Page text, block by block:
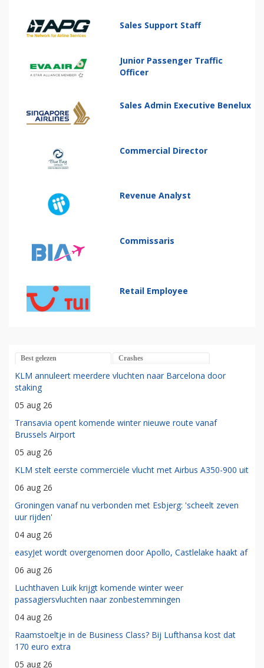
Sales Support Staff
Junior Passenger Traffic
Officer
Sales Admin Executive Benelux
Commercial Director
Revenue Analyst
Commissaris
Retail Employee
Best gelezen Crashes
KLM annuleert meerdere vluchten naar Barcelona door
staking
05 aug 26
Transavia opent komende winter nieuwe route vanaf
Brussels Airport
05 aug 26
KLM stelt eerste commerciële vlucht met Airbus A350-900 uit
06 aug 26
Groningen vanaf nu verbonden met Esbjerg: 'scheelt zeven
uur rijden'
04 aug 26
easyJet wordt overgenomen door Apollo, Castlelake haakt af
06 aug 26
Luchthaven Luik krijgt komende winter weer
passagiersvluchten naar zonbestemmingen
04 aug 26
Raamstoeltje in de Business Class? Bij Lufthansa kost dat
170 euro extra
05 aug 26